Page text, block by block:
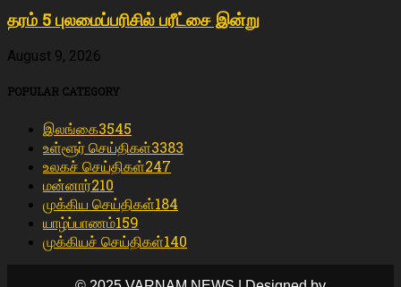
தரம் 5 புலமைப்பரிசில் பரீட்சை இன்று
August 9, 2026
POPULAR CATEGORY
இலங்கை3545
உள்ளூர் செய்திகள்3383
உலகச் செய்திகள்247
மன்னார்210
முக்கிய செய்திகள்184
யாழ்ப்பாணம்159
முக்கியச் செய்திகள்140